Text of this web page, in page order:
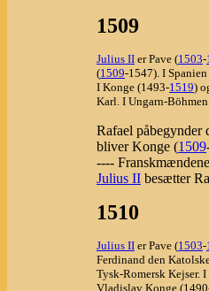
1509
Julius II er Pave (1503-
(1509-1547). I
I Konge (1493-1519)
Karl. I Ungarn-
Rafael
bliver Konge (1509
----
Julius II besætter
1510
Julius II er Pave (1503-
Ferdinand den
Tysk-Romersk Kejser.
Vladislav Konge